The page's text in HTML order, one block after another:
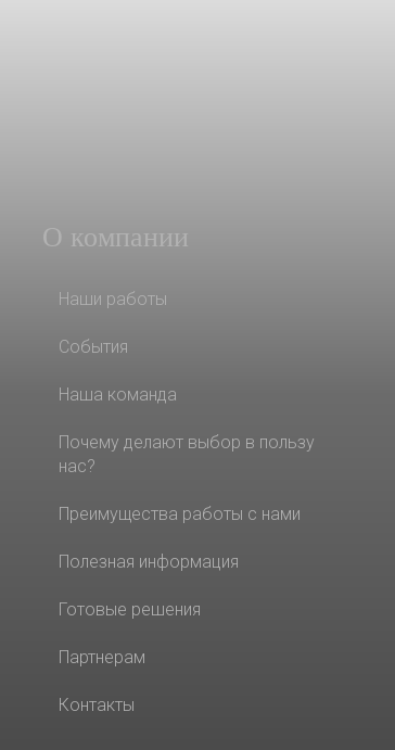
О компании
Наши работы
События
Наша команда
Почему делают выбор в пользу
нас?
Преимущества работы с нами
Полезная информация
Готовые решения
Партнерам
Контакты